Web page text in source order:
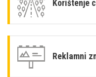
Korištenje
Reklamni